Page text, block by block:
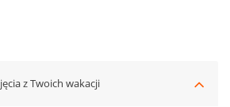
z Twoich wakacji